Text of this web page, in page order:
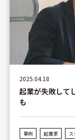
2025.04.18
起業が失敗して
も
事例 起業家